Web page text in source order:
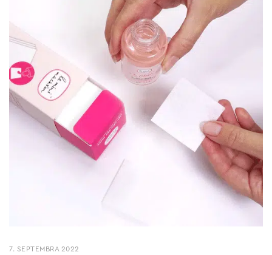
7. SEPTEMBRA 2022